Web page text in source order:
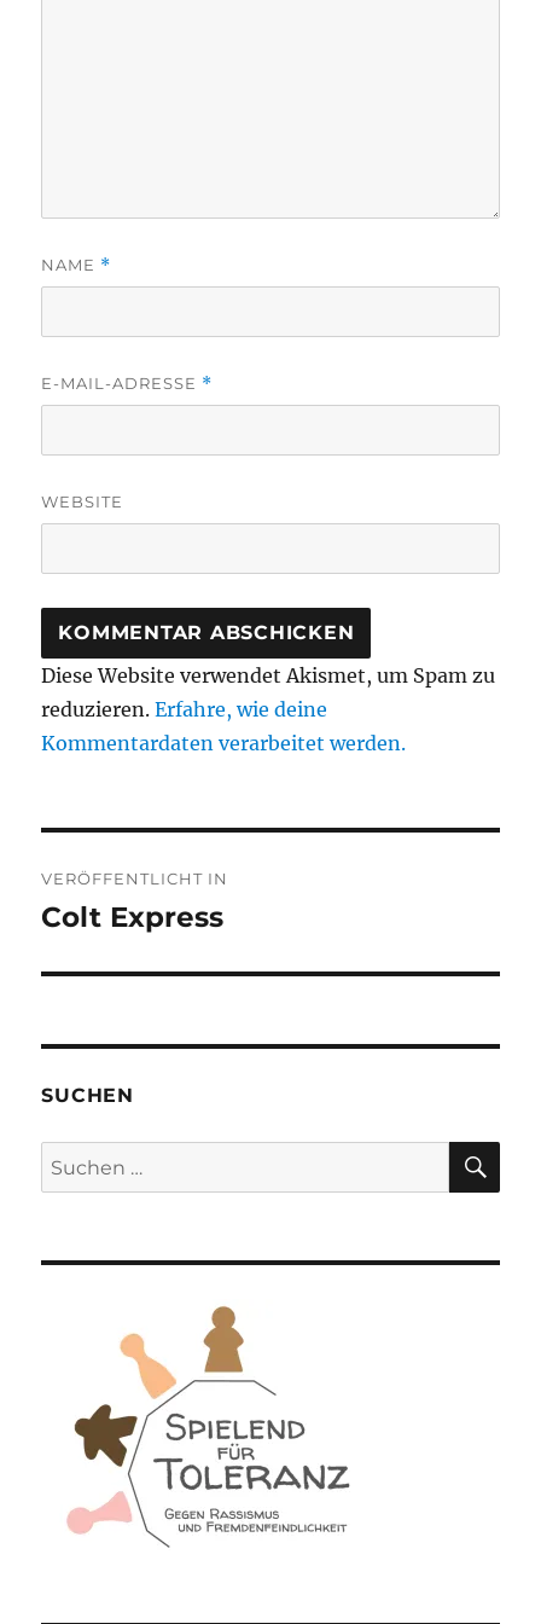
NAME *
E-MAIL-ADRESSE *
WEBSITE
Diese Website verwendet Akismet, um Spam zu
reduzieren.Erfahre, wie deine
Kommentardaten verarbeitet werden.
VERÖFFENTLICHT IN
Colt Express
SUCHEN
Suchen
nach: